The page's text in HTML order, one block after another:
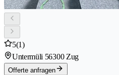
5(1)
Untermüli 56300 Zug
Offerte anfragen